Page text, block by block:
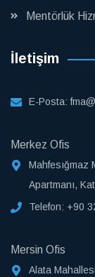
Mentörlük
İletişim
E-Posta:
Merkez Ofis
Mahfesığmaz
Apartmanı,
Telefon: +90
Mersin Ofis
Alata